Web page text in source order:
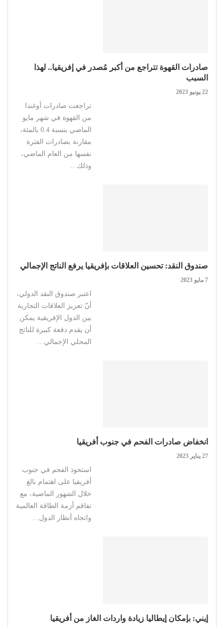
صادرات القهوة تتراجع من أكبر مُصدر في إفريقيا.. لهذا
السبب
22 يونيو 2023
تراجعت صادرات أوغندا
من القهوة في شهر مايو
الماضي بنسبة 0.4 بالمئة،
مقارنة بصادرات الفترة
نفسها من العام الماضي،
وذلك…
صندوق النقد: تحسين العلاقات بإفريقيا يرفع الناتج الإجمالي
7 مايو 2023
اعتبر صندوق النقد الدولي،
أنّ تعزيز العلاقات التجارية
بين الدول الإفريقية يمكن
أن يقدم دفعة كبيرة للناتج
المحلي الإجمالي…
انخفاض صادرات الفحم في جنوب أفريقيا
27 يناير 2023
استحوذ الفحم في جنوب
أفريقيا على اهتمام بالغ
خلال الشهور الماضية، مع
تفاقم أزمة الطاقة العالمية
واتجاه أنظار الدول…
إيني: بإمكان إيطاليا زيادة واردات الغاز من أفريقيا